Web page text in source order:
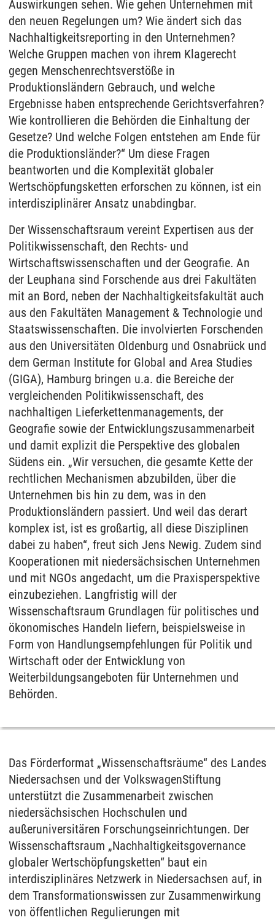
Auswirkungen sehen. Wie gehen Unternehmen mit
den neuen Regelungen um? Wie ändert sich das
Nachhaltigkeitsreporting in den Unternehmen?
Welche Gruppen machen von ihrem Klagerecht
gegen Menschenrechtsverstöße in
Produktionsländern Gebrauch, und welche
Ergebnisse haben entsprechende Gerichtsverfahren?
Wie kontrollieren die Behörden die Einhaltung der
Gesetze? Und welche Folgen entstehen am Ende für
die Produktionsländer?“ Um diese Fragen
beantworten und die Komplexität globaler
Wertschöpfungsketten erforschen zu können, ist ein
interdisziplinärer Ansatz unabdingbar.
Der Wissenschaftsraum vereint Expertisen aus der
Politikwissenschaft, den Rechts- und
Wirtschaftswissenschaften und der Geografie. An
der Leuphana sind Forschende aus drei Fakultäten
mit an Bord, neben der Nachhaltigkeitsfakultät auch
aus den Fakultäten Management & Technologie und
Staatswissenschaften. Die involvierten Forschenden
aus den Universitäten Oldenburg und Osnabrück und
dem German Institute for Global and Area Studies
(GIGA), Hamburg bringen u.a. die Bereiche der
vergleichenden Politikwissenschaft, des
nachhaltigen Lieferkettenmanagements, der
Geografie sowie der Entwicklungszusammenarbeit
und damit explizit die Perspektive des globalen
Südens ein. „Wir versuchen, die gesamte Kette der
rechtlichen Mechanismen abzubilden, über die
Unternehmen bis hin zu dem, was in den
Produktionsländern passiert. Und weil das derart
komplex ist, ist es großartig, all diese Disziplinen
dabei zu haben“, freut sich Jens Newig. Zudem sind
Kooperationen mit niedersächsischen Unternehmen
und mit NGOs angedacht, um die Praxisperspektive
einzubeziehen. Langfristig will der
Wissenschaftsraum Grundlagen für politisches und
ökonomisches Handeln liefern, beispielsweise in
Form von Handlungsempfehlungen für Politik und
Wirtschaft oder der Entwicklung von
Weiterbildungsangeboten für Unternehmen und
Behörden.
Das Förderformat „Wissenschaftsräume“ des Landes
Niedersachsen und der VolkswagenStiftung
unterstützt die Zusammenarbeit zwischen
niedersächsischen Hochschulen und
außeruniversitären Forschungseinrichtungen. Der
Wissenschaftsraum „Nachhaltigkeitsgovernance
globaler Wertschöpfungsketten“ baut ein
interdisziplinäres Netzwerk in Niedersachsen auf, in
dem Transformationswissen zur Zusammenwirkung
von öffentlichen Regulierungen mit